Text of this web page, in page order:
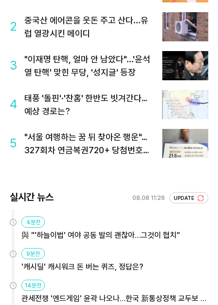
2
중국산 에어콘을 웃돈 주고 산다...유
럽 열광시킨 메이디
3
"이재명 탄핵, 얼마 안 남았다"...'윤석
열 탄핵' 맞힌 무당, '성지글' 등장
4
태풍 '돌핀'·'찬홈' 한반도 빗겨간다…
예상 경로는?
5
"서울 여행하는 꿈 뒤 찾아온 행운"…
327회차 연금복권720+ 당첨번호조
실시간 뉴스 08.08 11:26 UPDATE
4분전
與 "'하늘이법' 여야 공동 발의 괜찮아…그것이 협치"
9분전
'캐시딜' 캐시워크 돈 버는 퀴즈, 정답은?
14분전
관세전쟁 '엔드게임' 윤곽 나오나…한국 新통상정책 교두보 활